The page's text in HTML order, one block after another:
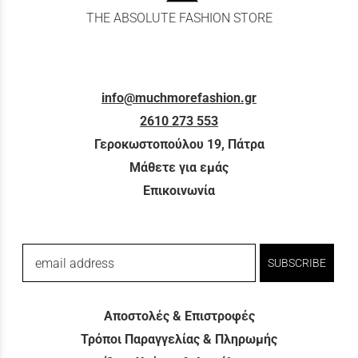
THE ABSOLUTE FASHION STORE
info@muchmorefashion.gr
2610 273 553
Γεροκωστοπούλου 19, Πάτρα
Μάθετε για εμάς
Επικοινωνία
email address SUBSCRIBE
Αποστολές & Επιστροφές
Τρόποι Παραγγελίας & Πληρωμής